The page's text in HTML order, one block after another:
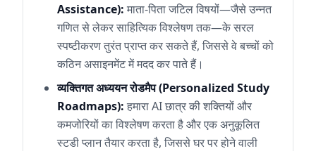
Assistance): माता-पिता जटिल विषयों—जैसे उन्नत
गणित से लेकर साहित्यिक विश्लेषण तक—के सरल
स्पष्टीकरण तुरंत प्राप्त कर सकते हैं, जिससे वे बच्चों को
कठिन असाइनमेंट में मदद कर पाते हैं।
व्यक्तिगत अध्ययन रोडमैप (Personalized Study
Roadmaps): हमारा AI छात्र की शक्तियों और
कमजोरियों का विश्लेषण करता है और एक अनुकूलित
स्टडी प्लान तैयार करता है, जिससे घर पर होने वाली